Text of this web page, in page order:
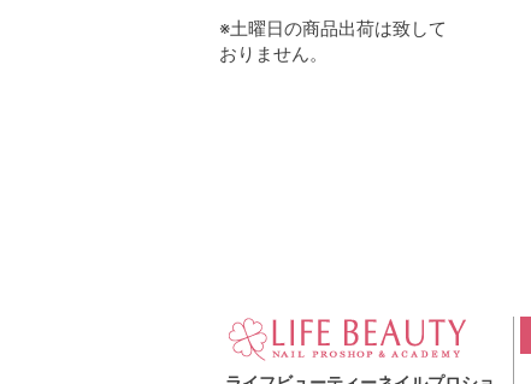
※土曜日の商品出荷は致して
おりません。